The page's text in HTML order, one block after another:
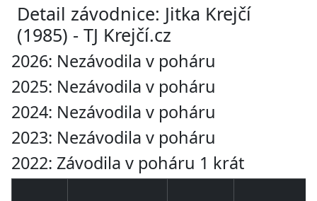
Detail závodnice: Jitka Krejčí
(1985) - TJ Krejčí.cz
2026: Nezávodila v poháru
2025: Nezávodila v poháru
2024: Nezávodila v poháru
2023: Nezávodila v poháru
2022: Závodila v poháru 1 krát